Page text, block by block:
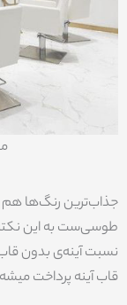
جذاب‌ترین رنگ‌ها هم
طوسی‌‌ست به این نکته
نسبت آینه‌ی بدون
قاب آینه پرداخت